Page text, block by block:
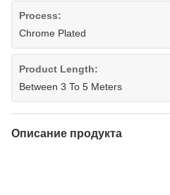
Process:
Chrome Plated
Product Length:
Between 3 To 5 Meters
Описание продукта